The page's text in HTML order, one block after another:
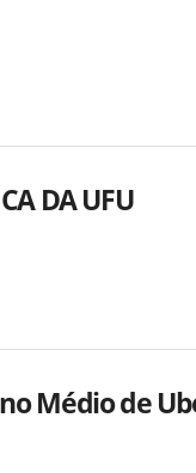
DA UFU
Médio de